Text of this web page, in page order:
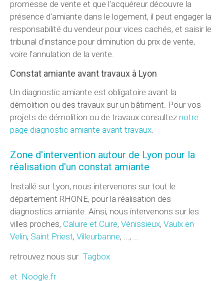
promesse de vente et que l'acquéreur découvre la
présence d'amiante dans le logement, il peut engager la
responsabilité du vendeur pour vices cachés, et saisir le
tribunal d'instance pour diminution du prix de vente,
voire l'annulation de la vente.
Constat amiante avant travaux à Lyon
Un diagnostic amiante est obligatoire avant la
démolition ou des travaux sur un bâtiment. Pour vos
projets de démolition ou de travaux consultez notre
page diagnostic amiante avant travaux
Zone d'intervention autour de Lyon pour la
réalisation d'un constat amiante
Installé sur Lyon, nous intervenons sur tout le
département RHONE, pour la réalisation des
diagnostics amiante. Ainsi, nous intervenons sur les
villes proches, Caluire et Cuire, Vénissieux, Vaulx en
Velin, Saint Priest, Villeurbanne, ..., ...
retrouvez nous sur Tagbox
et Noogle.fr